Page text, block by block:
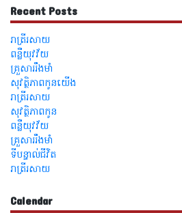
Recent Posts
រាត្រីរសាយ
ពន្លឺយុវវ័យ
គ្រួសាររឹងមាំ
សុវត្ថិភាពកូនយើង
រាត្រីរសាយ
សុវត្ថិភាពកូន
ពន្លឺយុវវ័យ
គ្រួសាររឹងមាំ
ទីបន្ទាល់ជីវិត
រាត្រីរសាយ
Calendar